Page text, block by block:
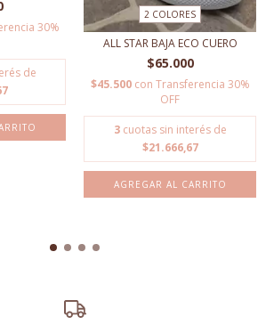
30%
de
2 COLORES
ALL STAR BAJA ECO CUERO
$65.000
$45.500 con Transferencia 30%
OFF
3 cuotas sin interés de
$21.666,67
AGREGAR AL CARRITO